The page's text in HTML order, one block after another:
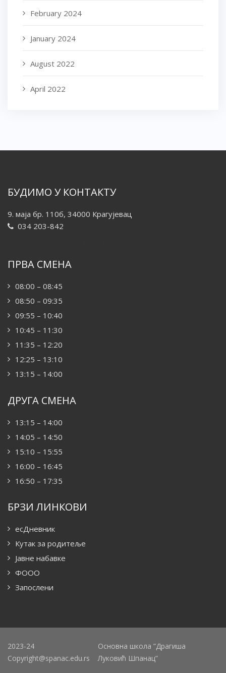
February 2024
January 2024
August 2022
April 2022
БУДИМО У КОНТАКТУ
9. маја бр. 110б, 34000 Крагујевац
034 203-842
ПРВА СМЕНА
08:00 – 08:45
08:50 – 09:35
09:55 – 10:40
10:45 – 11:30
11:35 – 12:20
12:25 – 13:10
13:15 – 14:00
ДРУГА СМЕНА
13:15 – 14:00
14:05 – 14:50
15:10 – 15:55
16:00 – 16:45
16:50 – 17:35
БРЗИ ЛИНКОВИ
есДневник
Кутак за родитеље
Јавне набавке
ФООО
Запослени
2023-24
Copyright@spanac.edu.rs
Основна школа ”Драгиша
Луковић Шпанац”